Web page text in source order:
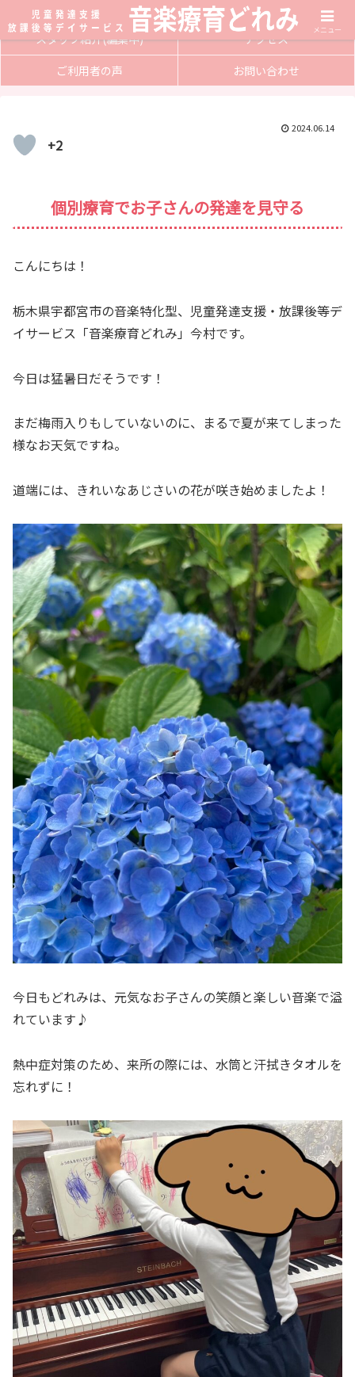
サービス内容
入会方法
スタッフ紹介(編集中)
アクセス
ご利用者の声
お問い合わせ
2024.06.14
+2
個別療育でお子さんの発達を見守る
こんにちは！
栃木県宇都宮市の音楽特化型、児童発達支援・放課後等デ
イサービス「音楽療育どれみ」今村です。
今日は猛暑日だそうです！
まだ梅雨入りもしていないのに、まるで夏が来てしまった
様なお天気ですね。
道端には、きれいなあじさいの花が咲き始めましたよ！
今日もどれみは、元気なお子さんの笑顔と楽しい音楽で溢
れています♪
熱中症対策のため、来所の際には、水筒と汗拭きタオルを
忘れずに！
メニュー